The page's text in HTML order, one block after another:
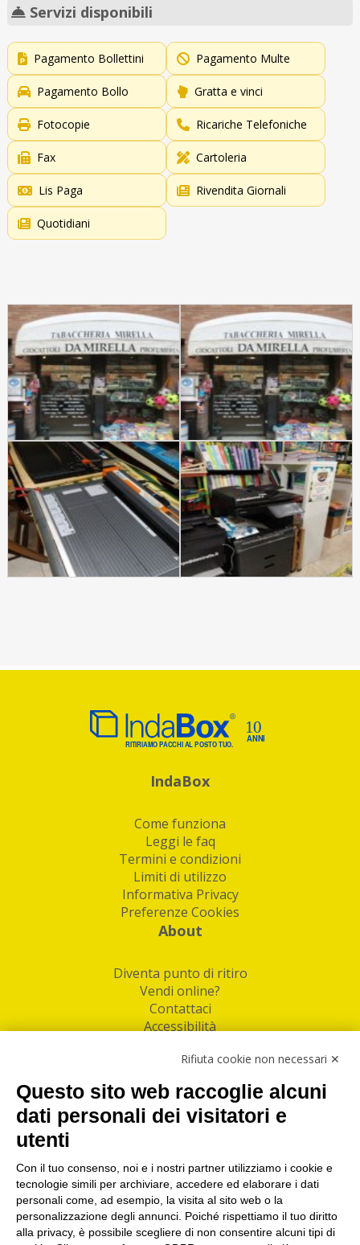
Servizi disponibili
Pagamento Bollettini Pagamento Multe
Pagamento Bollo Gratta e vinci
Fotocopie Ricariche Telefoniche
Fax Cartoleria
Lis Paga Rivendita Giornali
Quotidiani
IndaBox
Come funziona
Leggi le faq
Termini e condizioni
Limiti di utilizzo
Informativa Privacy
Preferenze Cookies
About
Diventa punto di ritiro
Vendi online?
Contattaci
Accessibilità
Facebook
Linkedin
I nostri punti di ritiro e spedizione pacchi nelle
maggiori città italiane
Torino|Milano|Roma|Bologna|Firenze| Genova
Napoli|Varese
Rifiuta cookie non necessari ✕
Questo sito web raccoglie alcuni
dati personali dei visitatori e
utenti
Con il tuo consenso, noi e i nostri partner utilizziamo i cookie e
tecnologie simili per archiviare, accedere ed elaborare i dati
personali come, ad esempio, la visita al sito web o la
personalizzazione degli annunci. Poiché rispettiamo il tuo diritto
alla privacy, è possibile scegliere di non consentire alcuni tipi di